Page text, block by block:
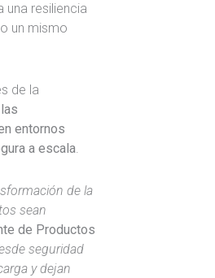
una resiliencia
un mismo
de la
entornos
a escala.
de la
sean
de Productos
seguridad
y dejan